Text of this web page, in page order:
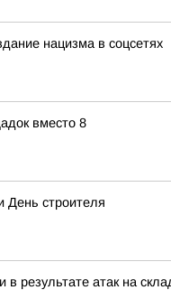
нацизма в соцсетях
вместо 8
День строителя
результате атак на